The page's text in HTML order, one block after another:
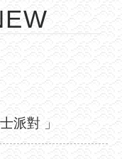
派對 」